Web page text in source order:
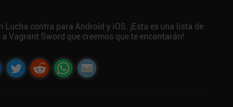
contra para Android y iOS. ¡Esta es una lista de
Vagrant Sword que creemos que te encantarán!